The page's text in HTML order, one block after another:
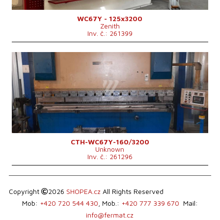
WC67Y - 125x3200
Zenith
Inv. č.: 261399
Rok výroby:
0
Tlaková síla
Ohraňovací délka
3200 mm
Typ pohonu lisu
Hydraulický
Vzdálenost mezi hroty
2600 mm
Vyložení
320 mm
Výkon hlavního elektromotoru11 kW
Rozměry d x š x v
3260 x 1460 x 2640 mm
Hmotnost stroje
10500 kg
ne
CTH-WC67Y-160/3200
Unknown
Inv. č.: 261296
Copyright 2026 SHOPEA.cz All Rights Reserved
Mob: +420 720 544 430 , Mob.: +420 777 339 670 Mail:
info@fermat.cz